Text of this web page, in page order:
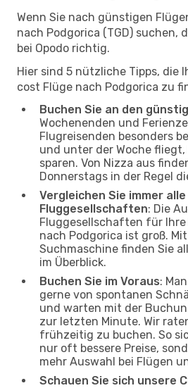
Wenn Sie nach günstigen
nach Podgorica (TGD) suchen,
bei Opodo richtig.
Hier sind 5 nützliche Tipps, die
cost Flüge nach Podgorica zu
Buchen Sie an den
Wochenenden und
Flugreisenden besonders
und unter der Woche
sparen. Von Nizza aus
Donnerstags in der Regel
Vergleichen Sie immer alle
Fluggesellschaften: Die
Fluggesellschaften für Ihre
nach Podgorica ist groß.
Suchmaschine finden Sie
im Überblick.
Buchen Sie im Voraus:
gerne von spontanen
und warten mit der
zur letzten Minute. Wir
frühzeitig zu buchen. So
nur oft bessere Preise,
mehr Auswahl bei Flügen
Schauen Sie sich unsere